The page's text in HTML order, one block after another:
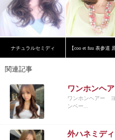
ナチュラルセミディ
関連記事
ワンホンヘアー
ンベー...